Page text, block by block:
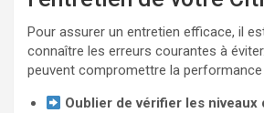
Pour assurer un entretien efficace, il
connaître les erreurs courantes à
peuvent compromettre la performance
Oublier de vérifier les niveaux